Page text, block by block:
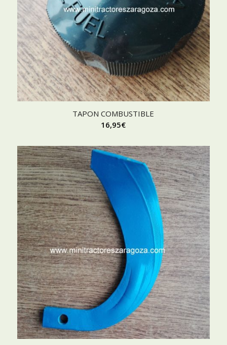
TAPON COMBUSTIBLE
16,95€